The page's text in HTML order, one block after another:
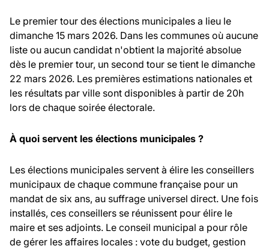
Le premier tour des élections municipales a lieu le
dimanche 15 mars 2026. Dans les communes où aucune
liste ou aucun candidat n'obtient la majorité absolue
dès le premier tour, un second tour se tient le dimanche
22 mars 2026. Les premières estimations nationales et
les résultats par ville sont disponibles à partir de 20h
lors de chaque soirée électorale.
À quoi servent les élections municipales ?
Les élections municipales servent à élire les conseillers
municipaux de chaque commune française pour un
mandat de six ans, au suffrage universel direct. Une fois
installés, ces conseillers se réunissent pour élire le
maire et ses adjoints. Le conseil municipal a pour rôle
de gérer les affaires locales : vote du budget, gestion